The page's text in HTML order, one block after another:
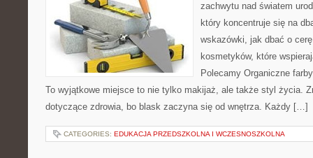
zachwytu nad światem
który koncentruje się na
wskazówki, jak dbać o
kosmetyków, które
Polecamy Organiczne
To wyjątkowe miejsce to nie tylko makijaż, ale także styl życia.
dotyczące zdrowia, bo blask zaczyna się od wnętrza. Każdy […]
CATEGORIES: EDUKACJA PRZEDSZKOLNA I WCZESNOSZKOLNA